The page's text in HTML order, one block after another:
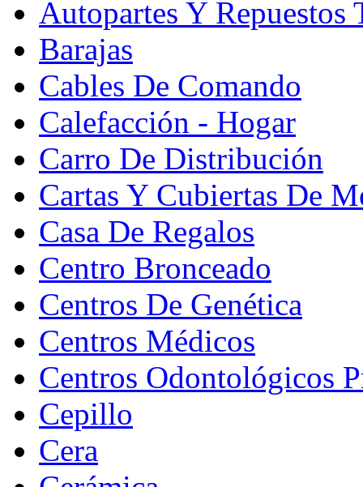
Autopartes Y Repuestos
Barajas
Cables De Comando
Calefacción - Hogar
Carro De Distribución
Cartas Y Cubiertas De
Casa De Regalos
Centro Bronceado
Centros De Genética
Centros Médicos
Centros Odontológicos
Cepillo
Cera